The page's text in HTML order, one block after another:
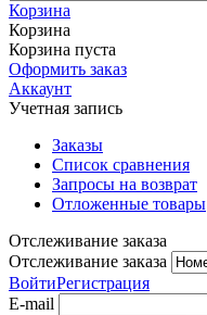
Корзина
Корзина
Корзина пуста
Оформить заказ
Аккаунт
Учетная запись
Заказы
Список сравнения
Запросы на возврат
Отложенные товары
Отслеживание заказа
Отслеживание заказа
ВойтиРегистрация
E-mail